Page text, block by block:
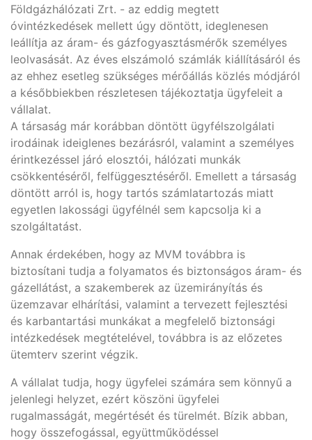
Földgázhálózati Zrt. - az eddig megtett
óvintézkedések mellett úgy döntött, ideglenesen
leállítja az áram- és gázfogyasztásmérők személyes
leolvasását. Az éves elszámoló számlák kiállításáról és
az ehhez esetleg szükséges mérőállás közlés módjáról
a későbbiekben részletesen tájékoztatja ügyfeleit a
vállalat.
A társaság már korábban döntött ügyfélszolgálati
irodáinak ideiglenes bezárásról, valamint a személyes
érintkezéssel járó elosztói, hálózati munkák
csökkentéséről, felfüggesztéséről. Emellett a társaság
döntött arról is, hogy tartós számlatartozás miatt
egyetlen lakossági ügyfélnél sem kapcsolja ki a
szolgáltatást.
Annak érdekében, hogy az MVM továbbra is
biztosítani tudja a folyamatos és biztonságos áram- és
gázellátást, a szakemberek az üzemirányítás és
üzemzavar elhárítási, valamint a tervezett fejlesztési
és karbantartási munkákat a megfelelő biztonsági
intézkedések megtételével, továbbra is az előzetes
ütemterv szerint végzik.
A vállalat tudja, hogy ügyfelei számára sem könnyű a
jelenlegi helyzet, ezért köszöni ügyfelei
rugalmasságát, megértését és türelmét. Bízik abban,
hogy összefogással, együttműködéssel